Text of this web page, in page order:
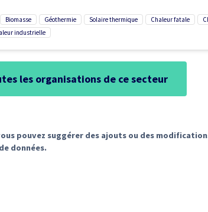
biomasse géothermie solaire thermique chaleur fatale
industrielle
les organisations de ce secteur
pouvez suggérer des ajouts ou des
données.